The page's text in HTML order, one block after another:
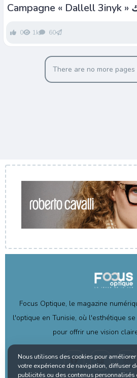
Campagne « Dallell 3inyk » دلّل عينيك by
0 1k 60
There are no more
Focus Optique, le magazine
l'optique en Tunisie, où l'esthétique
pour offrir une vision
Nous utilisons des cookies pour améliorer
votre expérience de navigation, diffuser
publicités ou des contenus personnalisés